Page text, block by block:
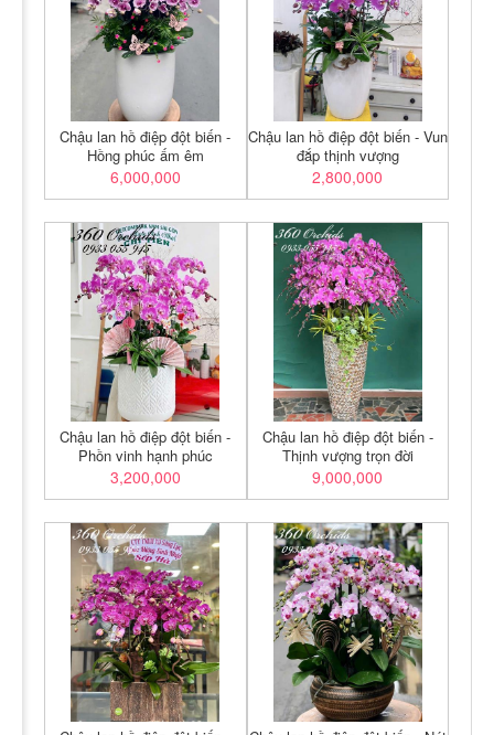
Chậu lan hồ điệp đột biến -
Hồng phúc ấm êm
6,000,000
Chậu lan hồ điệp đột biến - Vun
đắp thịnh vượng
2,800,000
Chậu lan hồ điệp đột biến -
Phồn vinh hạnh phúc
3,200,000
Chậu lan hồ điệp đột biến -
Thịnh vượng trọn đời
9,000,000